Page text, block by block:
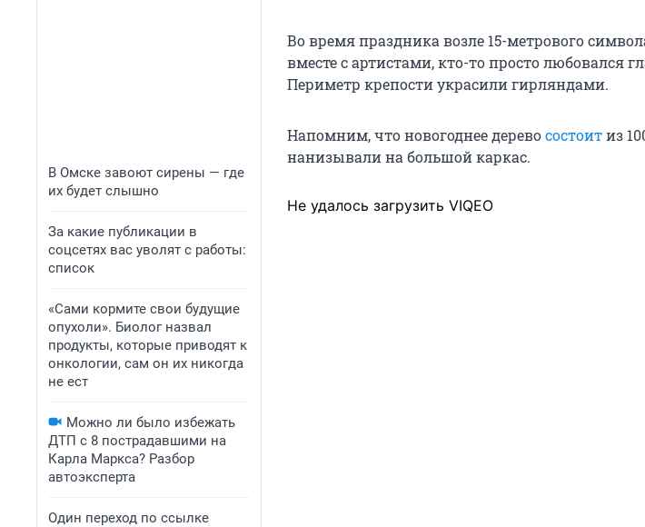
В Омске завоют сирены — где
их будет слышно
За какие публикации в
соцсетях вас уволят с работы:
список
«Сами кормите свои будущие
опухоли». Биолог назвал
продукты, которые приводят к
онкологии, сам он их никогда
не ест
Можно ли было избежать
ДТП с 8 пострадавшими на
Карла Маркса? Разбор
автоэксперта
Один переход по ссылке
Во время праздника возле 15-метрового
вместе с артистами, кто-то просто любовался
Периметр крепости украсили гирляндами.
Напомним, что новогоднее деревосостоитиз
нанизывали на большой каркас.
Не удалось загрузить VIQEO